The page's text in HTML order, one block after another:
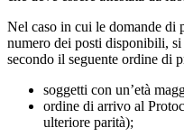
Nel caso in cui le domande di
numero dei posti disponibili, si
secondo il seguente ordine di
soggetti con un’età
ordine di arrivo al
ulteriore parità);